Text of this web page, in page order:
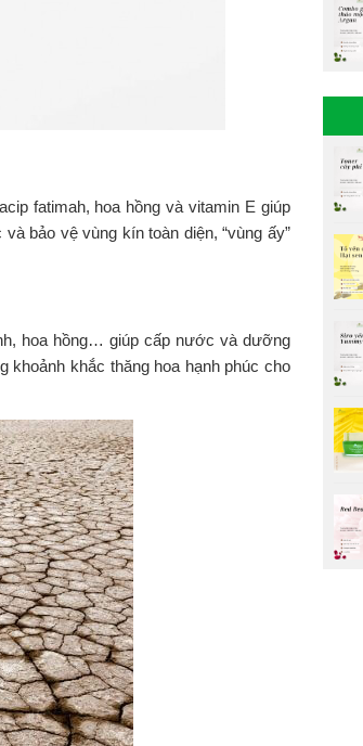
fatimah, hoa hồng và vitamin E giúp
bảo vệ vùng kín toàn diện, “vùng ấy”
hoa hồng… giúp cấp nước và dưỡng
khoảnh khắc thăng hoa hạnh phúc cho